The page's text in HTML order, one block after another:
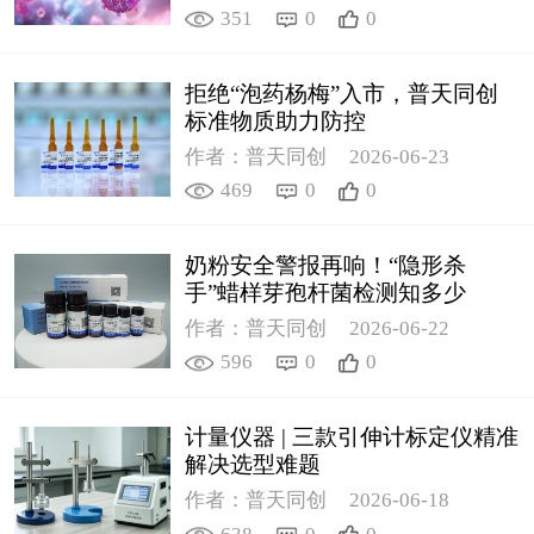
351 0 0
拒绝“泡药杨梅”入市，普天同创
标准物质助力防控
作者：普天同创
2026-06-23
469
0 0
奶粉安全警报再响！“隐形杀
手”蜡样芽孢杆菌检测知多少
作者：普天同创
2026-06-22
596
0 0
计量仪器 | 三款引伸计标定仪精准
解决选型难题
作者：普天同创
2026-06-18